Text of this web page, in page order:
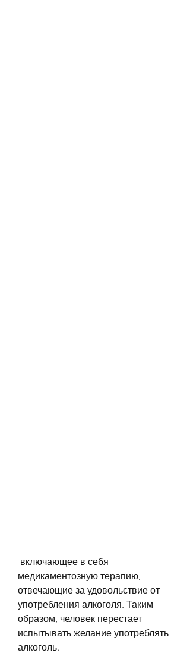
медикаментозную терапию,
отвечающие за удовольствие от
употребления алкоголя. Таким
образом, человек перестает
испытывать желание употреблять
алкоголь.